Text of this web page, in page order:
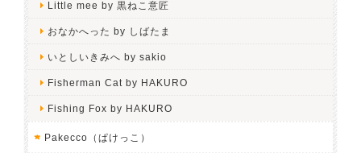
Little mee by 黒ねこ意匠
おなかへった by しばたま
いとしいきみへ by sakio
Fisherman Cat by HAKURO
Fishing Fox by HAKURO
Pakecco（ぱけっこ）